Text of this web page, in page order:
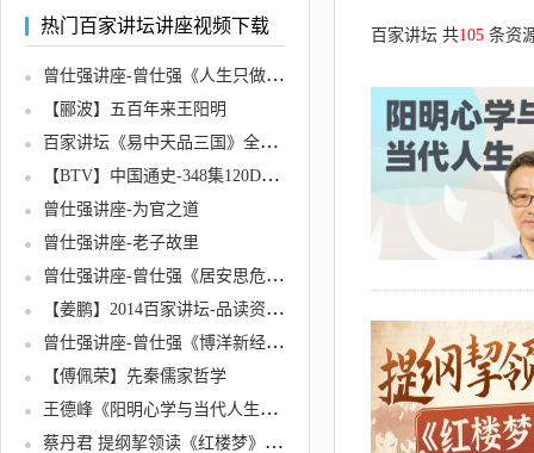
热门百家讲坛讲座视频下载
曾仕强讲座-曾仕强《人生只做三件事》
【郦波】五百年来王阳明
百家讲坛《易中天品三国》全集52集视频下载
【BTV】中国通史-348集120DVD【高清】
曾仕强讲座-为官之道
曾仕强讲座-老子故里
曾仕强讲座-曾仕强《居安思危的忧患意识》音频
【姜鹏】2014百家讲坛-品读资治通鉴
曾仕强讲座-曾仕强《博洋新经济论坛》宁波演讲视频
【傅佩荣】先秦儒家哲学
王德峰《阳明心学与当代人生》哲学课
蔡丹君 提纲挈领读《红楼梦》崭新视角解读红楼梦的种种谜团
百家讲坛 共105 条资